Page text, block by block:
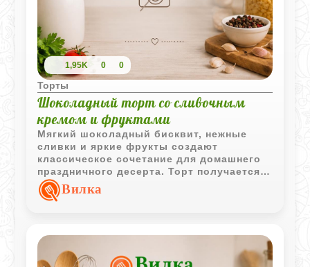
1,95K 0 0
Торты
Шоколадный торт со сливочным
кремом и фруктами
Мягкий шоколадный бисквит, нежные
сливки и яркие фрукты создают
классическое сочетание для домашнего
праздничного десерта. Торт получается
легким, воздушным и очень ароматным.
Вилка